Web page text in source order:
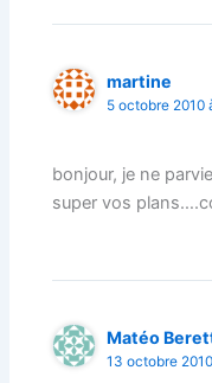
martine
5 octobre 2010
bonjour, je ne
super vos
Matéo
13 octobre